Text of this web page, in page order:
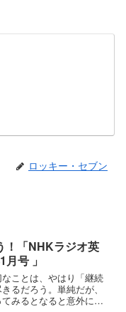
ロッキー・セブン
！「NHKラジオ英
号 」
ことは、やはり「継続
るだろう。単純だが、
みるとなると意外に難